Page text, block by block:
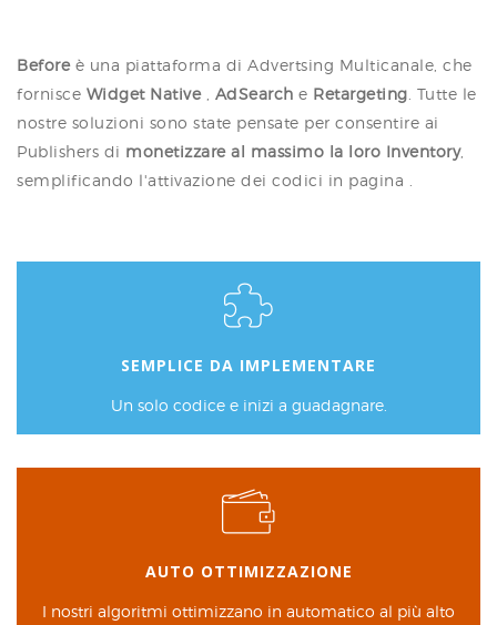
Beforeè una piattaforma di Advertsing Multicanale, che
fornisce Widget Native AdSearch e Retargeting . Tutte le
nostre soluzioni sono state pensate per consentire ai
Publishers di monetizzare al massimo la loro Inventory,
semplificando l'attivazione dei codici in pagina .
SEMPLICE DA IMPLEMENTARE
Un solo codice e inizi a guadagnare.
AUTO OTTIMIZZAZIONE
I nostri algoritmi ottimizzano in automatico al più alto